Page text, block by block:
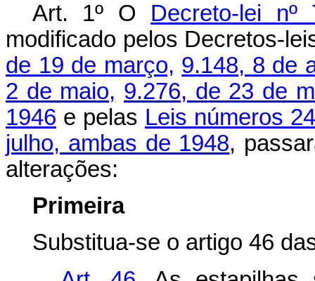
Art. 1º O Decreto-lei
modificado pelos Decretos-
de 19 de março, 9.148, 8 de
2 de maio, 9.276, de 23 de
1946 e pelas Leis números
julho, ambas de 1948,
alterações:
Primeira
Substitua-se o artigo 46